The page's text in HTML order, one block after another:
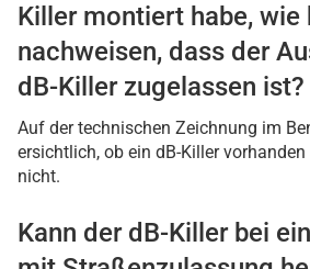
Killer montiert habe, wie
nachweisen, dass der
dB-Killer zugelassen ist?
Auf der technischen Zeichnung im
ersichtlich, ob ein dB-Killer
nicht.
Kann der dB-Killer bei